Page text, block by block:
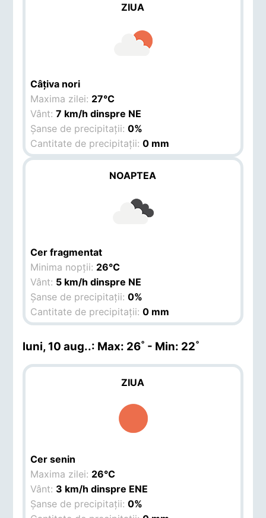
ZIUA
Câțiva nori
Maxima zilei: 27°C
Vânt:7 km/h dinspre NE
Șanse de precipitații:0%
Cantitate de precipitații:0 mm
NOAPTEA
Cer fragmentat
Minima nopții: 26°C
Vânt: 5 km/h dinspre NE
Șanse de precipitații:0%
Cantitate de precipitații:0 mm
luni, 10 aug..: Max: 26˚ - Min: 22˚
ZIUA
Cer senin
Maxima zilei: 26°C
Vânt: 3 km/h dinspre ENE
Șanse de precipitații:0%